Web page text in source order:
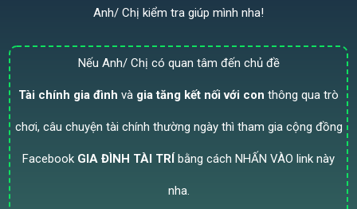
Anh/ Chị kiểm tra giúp mình nha!
Nếu Anh/ Chị có quan tâm đến chủ đề
Tài chính gia đình và gia tăng kết nối với con thông qua trò
chơi, câu chuyện tài chính thường ngày thì tham gia cộng đồng
Facebook GIA ĐÌNH TÀI TRÍ bằng cách NHẤN VÀO link này
nha.